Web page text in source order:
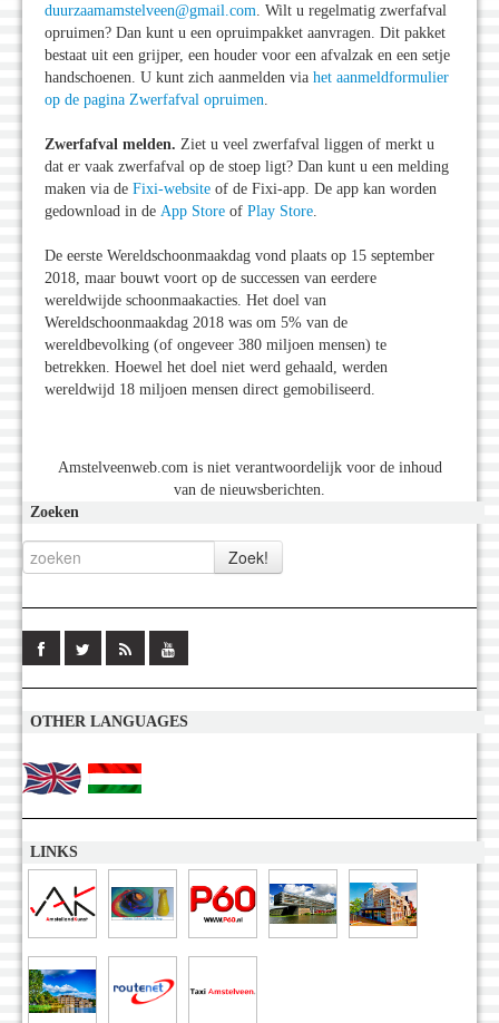
duurzaamamstelveen@gmail.com . Wilt u regelmatig zwerfafval
opruimen? Dan kunt u een opruimpakket aanvragen. Dit pakket
bestaat uit een grijper, een houder voor een afvalzak en een setje
handschoenen. U kunt zich aanmelden via het aanmeldformulier
op de pagina Zwerfafval opruimen
Zwerfafval melden. Ziet u veel zwerfafval liggen of merkt u
dat er vaak zwerfafval op de stoep ligt? Dan kunt u een melding
maken via de Fixi-website of de Fixi-app. De app kan worden
gedownload in de App Store of Play Store
De eerste Wereldschoonmaakdag vond plaats op 15 september
2018, maar bouwt voort op de successen van eerdere
wereldwijde schoonmaakacties. Het doel van
Wereldschoonmaakdag 2018 was om 5% van de
wereldbevolking (of ongeveer 380 miljoen mensen) te
betrekken. Hoewel het doel niet werd gehaald, werden
wereldwijd 18 miljoen mensen direct gemobiliseerd.
Amstelveenweb.com is niet verantwoordelijk voor de inhoud
van de nieuwsberichten.
Zoeken
OTHER LANGUAGES
LINKS